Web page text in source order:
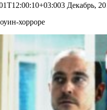
3 Декабрь,
хорроре